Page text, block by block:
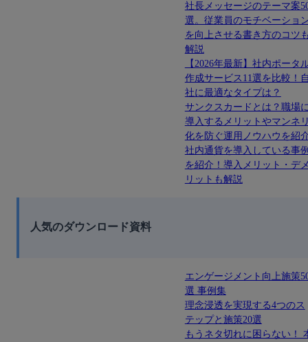
社長メッセージのテーマ案
選。従業員のモチベーショ
を向上させる書き方のコツ
解説
【2026年最新】社内ポータ
作成サービス11選を比較！
社に最適なタイプは？
サンクスカードとは？職場
導入するメリットやマンネ
化を防ぐ運用ノウハウを紹
社内通貨を導入している事
を紹介！導入メリット・デ
リットも解説
人気のダウンロード資料
エンゲージメント向上施策
選 事例集
理念浸透を実現する4つのス
テップと施策20選
もうネタ切れに困らない！